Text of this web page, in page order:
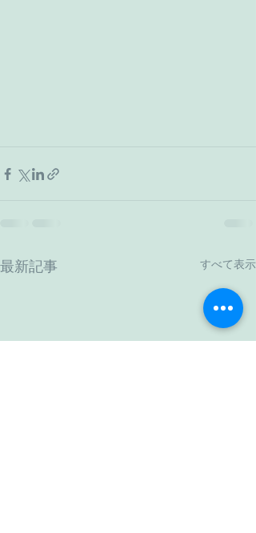
最新記事 すべて表示